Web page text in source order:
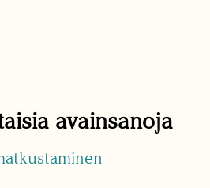
avainsanoja